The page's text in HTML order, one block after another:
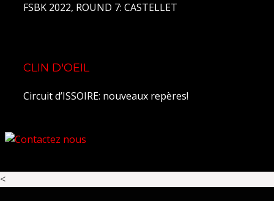
FSBK 2022, ROUND 7: CASTELLET
CLIN D'OEIL
Circuit d’ISSOIRE: nouveaux repères!
<